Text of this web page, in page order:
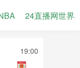
24直播网世界
19:00